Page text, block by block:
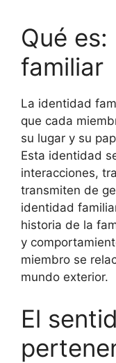
Qué
familiar
La identidad
que cada
su lugar y su
Esta identidad
interacciones,
transmiten de
identidad
historia de la
y
miembro se
mundo exterior.
El